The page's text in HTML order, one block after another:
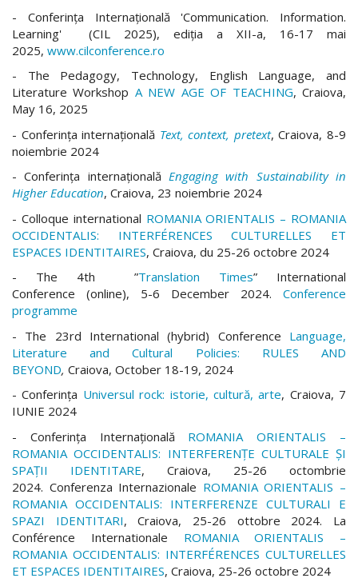
- Conferința Internațională 'Communication. Information.
Learning' (CIL 2025), ediția a XII-a, 16-17 mai
2025, www.cilconference.ro
- The Pedagogy, Technology, English Language, and
Literature Workshop A NEW AGE OF TEACHING, Craiova,
May 16, 2025
- Conferința internațională Text, context, pretext, Craiova, 8-9
noiembrie 2024
- Conferința internațională Engaging with Sustainability in
Higher Education, Craiova, 23 noiembrie 2024
- Colloque international ROMANIA ORIENTALIS – ROMANIA
OCCIDENTALIS: INTERFÉRENCES CULTURELLES ET
ESPACES IDENTITAIRES, Craiova, du 25-26 octobre 2024
- The 4th ”Translation Times” International
Conference (online), 5-6 December 2024. Conference
programme
- The 23rd International (hybrid) Conference Language,
Literature and Cultural Policies: RULES AND
BEYOND, Craiova, October 18-19, 2024
- Conferința Universul rock: istorie, cultură, arte, Craiova, 7
IUNIE 2024
- Conferința Internațională ROMANIA ORIENTALIS –
ROMANIA OCCIDENTALIS: INTERFERENȚE CULTURALE ȘI
SPAȚII IDENTITARE, Craiova, 25-26 octombrie
2024. Conferenza Internazionale ROMANIA ORIENTALIS –
ROMANIA OCCIDENTALIS: INTERFERENZE CULTURALI E
SPAZI IDENTITARI, Craiova, 25-26 ottobre 2024. La
Conférence Internationale ROMANIA ORIENTALIS –
ROMANIA OCCIDENTALIS: INTERFÉRENCES CULTURELLES
ET ESPACES IDENTITAIRES, Craiova, 25-26 octobre 2024